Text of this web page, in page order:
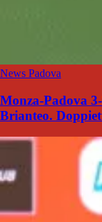
News Padova
Monza-Padova
Brianteo.